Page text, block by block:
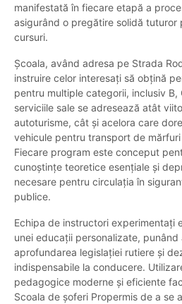
manifestată în fiecare etapă a
asigurând o pregătire solidă tuturor
cursuri.
Școala, având adresa pe Strada
instruire celor interesați să obțină
pentru multiple categorii, inclusiv B,
serviciile sale se adresează atât
autoturisme, cât și acelora care
vehicule pentru transport de
Fiecare program este conceput
cunoștințe teoretice esențiale și
necesare pentru circulația în
publice.
Echipa de instructori experimentați
unei educații personalizate,
aprofundarea legislației rutiere și
indispensabile la conducere.
pedagogice moderne și eficiente
Scoala de șoferi Propermis de a se